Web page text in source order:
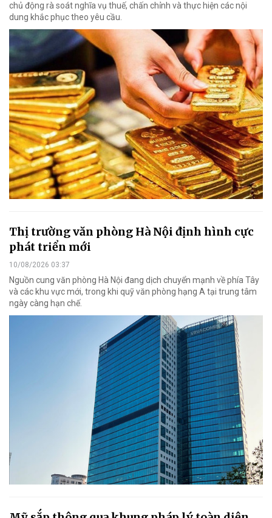
chủ động rà soát nghĩa vụ thuế, chấn chỉnh và thực hiện các nội
dung khắc phục theo yêu cầu.
Thị trường văn phòng Hà Nội định hình cực
phát triển mới
10/08/2026 03:37
Nguồn cung văn phòng Hà Nội đang dịch chuyển mạnh về phía Tây
và các khu vực mới, trong khi quỹ văn phòng hạng A tại trung tâm
ngày càng hạn chế.